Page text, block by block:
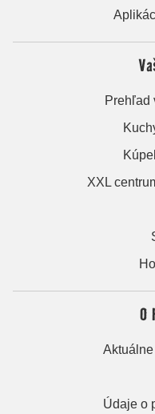
Prehľad
XXL
O
Údaje o